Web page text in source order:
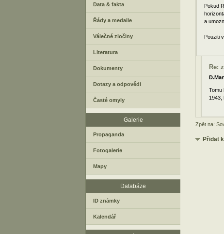
Pokud
a
Pouziti
Re:
Tomu
1943,
Zpět na:
Přidat
Data & fakta
Řády a medaile
Válečné zločiny
Literatura
Dokumenty
Dotazy a odpovědi
Časté omyly
Galerie
Propaganda
Fotogalerie
Mapy
Databáze
ID známky
Kalendář